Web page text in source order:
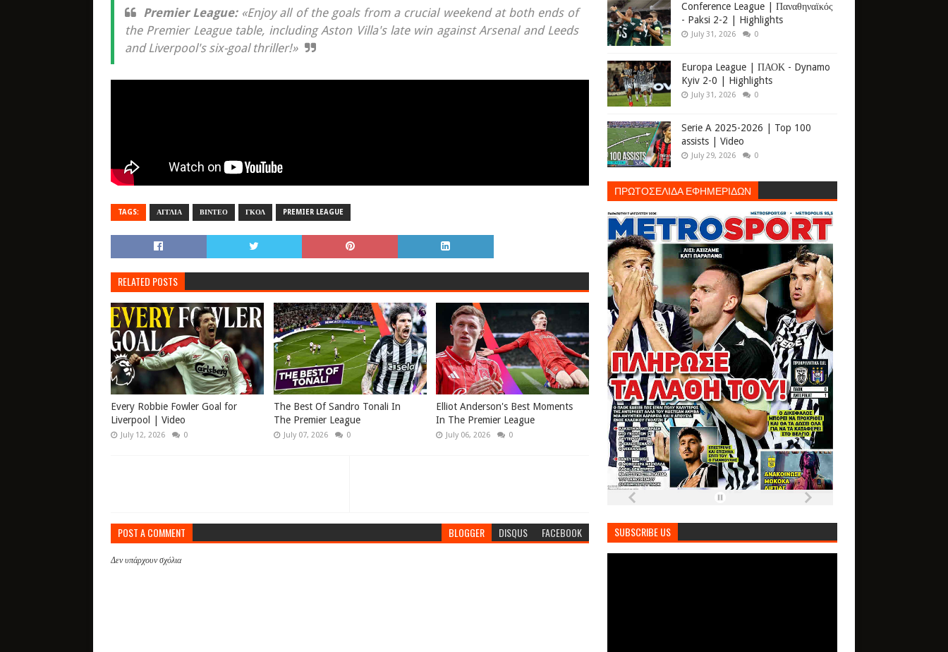
Premier League:«Enjoy all of the goals from a crucial weekend at both ends of
the Premier League table, including Aston Villa's late win against Arsenal and Leeds
and Liverpool's six-goal thriller!»
TAGS: ΑΓΓΛΙΑ ΒΙΝΤΕΟ ΓΚΟΛ PREMIER LEAGUE
RELATED POSTS
Every Robbie Fowler Goal for
Liverpool | Video
July 12, 2026 0
The Best Of Sandro Tonali In
The Premier League
July 07, 2026 0
Elliot Anderson's Best Moments
In The Premier League
July 06, 2026 0
POST A COMMENT BLOGGER DISQUS FACEBOOK
Δεν υπάρχουν σχόλια
Conference League | Παναθηναϊκός
- Paksi 2-2 | Highlights
July 31, 2026 0
Europa League | ΠΑΟΚ - Dynamo
Kyiv 2-0 | Highlights
July 31, 2026 0
Serie A 2025-2026 | Top 100
assists | Video
July 29, 2026 0
ΠΡΩΤΟΣΕΛΙΔΑ ΕΦΗΜΕΡΙΔΩΝ
SUBSCRIBE US